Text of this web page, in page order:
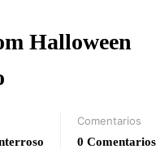
Halloween
Comentarios
0 Comentarios